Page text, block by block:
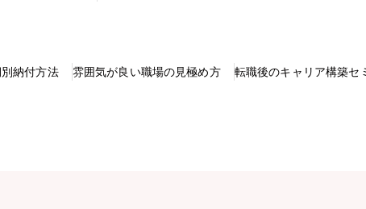
納付方法 雰囲気が良い職場の見極め方 転職後のキャリア構築セ